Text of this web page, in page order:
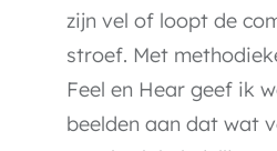
zijn vel of loopt de
stroef. Met
Feel en Hear geef ik
beelden aan dat wat